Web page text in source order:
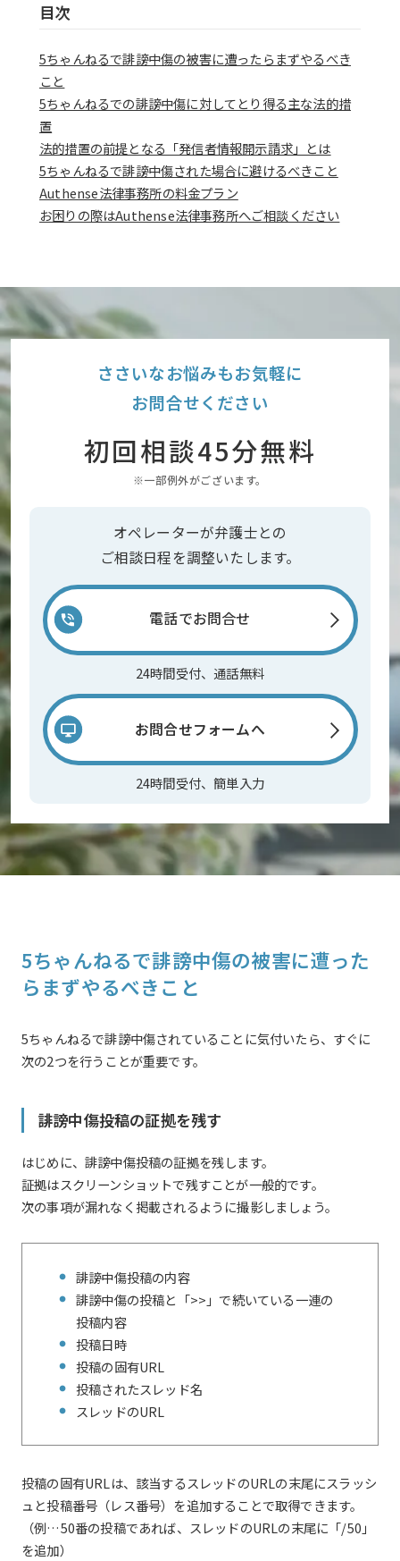
目次
5ちゃんねるで誹謗中傷の被害に遭ったらまずやるべき
こと
5ちゃんねるでの誹謗中傷に対してとり得る主な法的措
置
法的措置の前提となる「発信者情報開示請求」とは
5ちゃんねるで誹謗中傷された場合に避けるべきこと
Authense法律事務所の料金プラン
お困りの際はAuthense法律事務所へご相談ください
ささいなお悩みもお気軽に
お問合せください
初回相談45分無料
※一部例外がございます。
オペレーターが弁護士との
ご相談日程を調整いたします。
電話でお問合せ
24時間受付、通話無料
お問合せフォームへ
24時間受付、簡単入力
5ちゃんねるで誹謗中傷の被害に遭った
らまずやるべきこと
5ちゃんねるで誹謗中傷されていることに気付いたら、すぐに
次の2つを行うことが重要です。
誹謗中傷投稿の証拠を残す
はじめに、誹謗中傷投稿の証拠を残します。
証拠はスクリーンショットで残すことが一般的です。
次の事項が漏れなく掲載されるように撮影しましょう。
誹謗中傷投稿の内容
誹謗中傷の投稿と「>>」で続いている一連の
投稿内容
投稿日時
投稿の固有URL
投稿されたスレッド名
スレッドのURL
投稿の固有URLは、該当するスレッドのURLの末尾にスラッシ
ュと投稿番号（レス番号）を追加することで取得できます。
（例…50番の投稿であれば、スレッドのURLの末尾に「/50」
を追加）